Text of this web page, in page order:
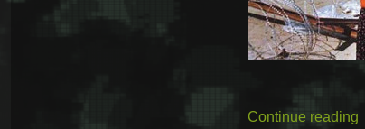
Continue reading